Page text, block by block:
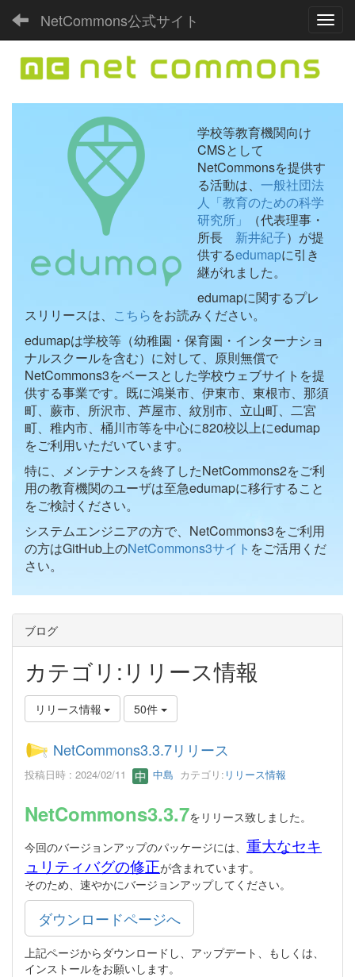
NetCommons公式サイト
学校等教育機関向け
CMSとして
NetCommonsを提供す
る活動は、 一般社団法
人「教育のための科学
研究所」
（代表理事・
所長 新井紀子）が提
供するedumapに引き
継がれました。
edumapに関するプレ
スリリースは、 こちらをお読みください。
edumapは学校等（幼稚園・保育園・インターナショ
ナルスクールを含む）に対して、原則無償で
NetCommons3をベースとした学校ウェブサイトを提
供する事業です。既に鴻巣市、伊東市、東根市、那須
町、蕨市、所沢市、芦屋市、紋別市、立山町、二宮
町、稚内市、桶川市等を中心に820校以上にedumap
をご利用いただいています。
特に、メンテナンスを終了したNetCommons2をご利
用の教育機関のユーザは至急edumapに移行すること
をご検討ください。
システムエンジニアの方で、NetCommons3をご利用
の方はGitHub上のNetCommons3サイト をご活用くだ
さい。
ブログ
カテゴリ:リリース情報
リリース情報 50件
NetCommons3.3.7リリース
投稿日時 : 2024/02/11 中島 カテゴリ: リリース情報
NetCommons3.3.7をリリース致しました。
今回のバージョンアップのパッケージには、 重大なセキ
ュリティバグの修正が含まれています。
そのため、速やかにバージョンアップしてください。
ダウンロードページへ
上記ページからダウンロードし、アップデート、もしくは、
インストールをお願いします。